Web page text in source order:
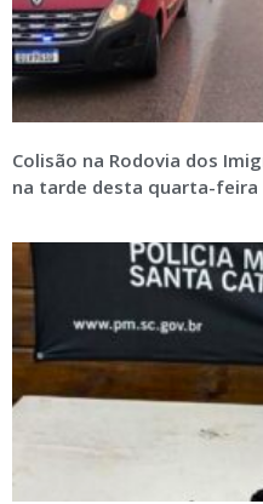
Colisão na Rodovia dos
na tarde desta quarta-feira